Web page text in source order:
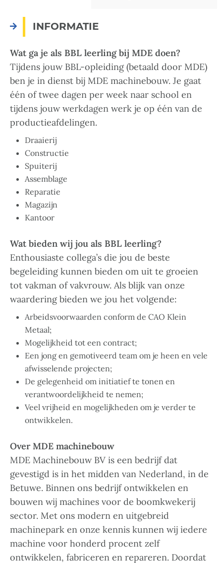
INFORMATIE
Wat ga je als BBL leerling bij MDE doen?
Tijdens jouw BBL-opleiding (betaald door MDE)
ben je in dienst bij MDE machinebouw. Je gaat
één of twee dagen per week naar school en
tijdens jouw werkdagen werk je op één van de
productieafdelingen.
Draaierij
Constructie
Spuiterij
Assemblage
Reparatie
Magazijn
Kantoor
Wat bieden wij jou als BBL leerling?
Enthousiaste collega’s die jou de beste
begeleiding kunnen bieden om uit te groeien
tot vakman of vakvrouw. Als blijk van onze
waardering bieden we jou het volgende:
Arbeidsvoorwaarden conform de CAO Klein
Metaal;
Mogelijkheid tot een contract;
Een jong en gemotiveerd team om je heen en vele
afwisselende projecten;
De gelegenheid om initiatief te tonen en
verantwoordelijkheid te nemen;
Veel vrijheid en mogelijkheden om je verder te
ontwikkelen.
Over MDE machinebouw
MDE Machinebouw BV is een bedrijf dat
gevestigd is in het midden van Nederland, in de
Betuwe. Binnen ons bedrijf ontwikkelen en
bouwen wij machines voor de boomkwekerij
sector. Met ons modern en uitgebreid
machinepark en onze kennis kunnen wij iedere
machine voor honderd procent zelf
ontwikkelen, fabriceren en repareren. Doordat